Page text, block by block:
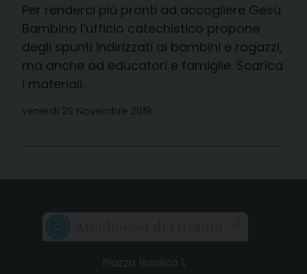
Per renderci più pronti ad accogliere Gesù
Bambino l’ufficio catechistico propone
degli spunti indirizzati ai bambini e ragazzi,
ma anche ad educatori e famiglie. Scarica
i materiali.
venerdì 29 Novembre 2019